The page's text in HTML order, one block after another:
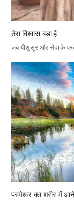
तेरा विश्वास बड़ा है
जब यीशु सूर और सैदा के
परमेश्वर का शरीर में